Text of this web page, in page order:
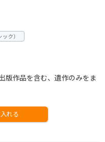
ク）
版作品を含む、遺作のみをま
れる